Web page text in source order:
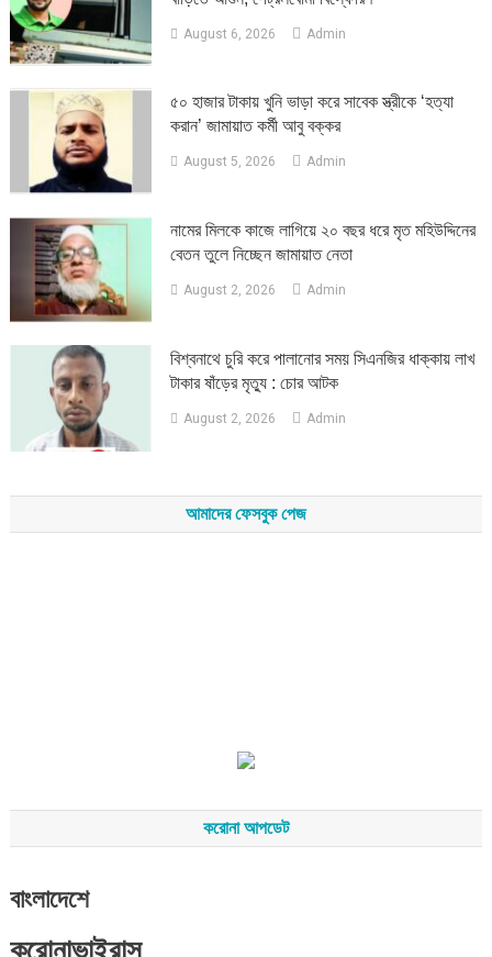
August 6, 2026 Admin
৫০ হাজার টাকায় খুনি ভাড়া করে সাবেক স্ত্রীকে ‘হত্যা
করান’ জামায়াত কর্মী আবু বক্কর
August 5, 2026 Admin
নামের মিলকে কাজে লাগিয়ে ২০ বছর ধরে মৃত মহিউদ্দিনের
বেতন তুলে নিচ্ছেন জামায়াত নেতা
August 2, 2026 Admin
‎বিশ্বনাথে চুরি করে পালানোর সময় সিএনজির ধাক্কায় লাখ
টাকার ষাঁড়ের মৃত্যু : চোর আটক
August 2, 2026 Admin
আমাদের ফেসবুক পেজ
করোনা আপডেট
বাংলাদেশে
করোনাভাইরাস